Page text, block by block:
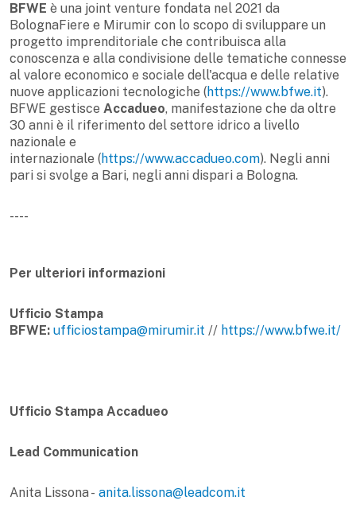
BFWE è una joint venture fondata nel 2021 da
BolognaFiere e Mirumir con lo scopo di sviluppare un
progetto imprenditoriale che contribuisca alla
conoscenza e alla condivisione delle tematiche connesse
al valore economico e sociale dell'acqua e delle relative
nuove applicazioni tecnologiche (https://www.bfwe.it).
BFWE gestisce Accadueo, manifestazione che da oltre
30 anni è il riferimento del settore idrico a livello
nazionale e
internazionale (https://www.accadueo.com). Negli anni
pari si svolge a Bari, negli anni dispari a Bologna.
----
Per ulteriori informazioni
Ufficio Stampa
BFWE: ufficiostampa@mirumir.it // https://www.bfwe.it/
Ufficio Stampa Accadueo
Lead Communication
Anita Lissona - anita.lissona@leadcom.it